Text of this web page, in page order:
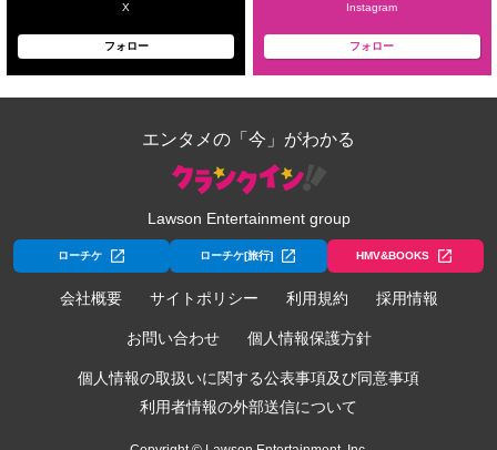
X
フォロー
Instagram
フォロー
エンタメの「今」がわかる
Lawson Entertainment group
ローチケ ローチケ[旅行] HMV&BOOKS
会社概要 サイトポリシー 利用規約 採用情報
お問い合わせ 個人情報保護方針
個人情報の取扱いに関する公表事項及び同意事項
利用者情報の外部送信について